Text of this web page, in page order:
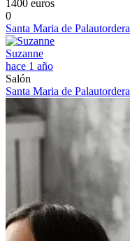
1400 euros
0
Santa Maria de Palautordera
Suzanne
hace 1 año
Salón
Santa Maria de Palautordera